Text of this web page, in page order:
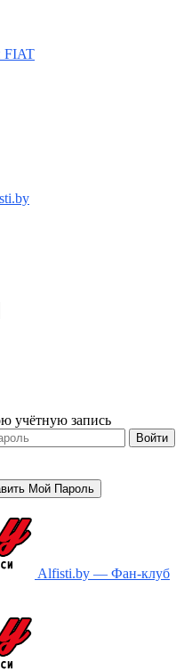
FIAT
учётную запись
Alfisti.by — Фан-клуб